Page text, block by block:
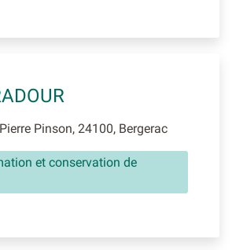
Pinson, 24100, Bergerac
et conservation de